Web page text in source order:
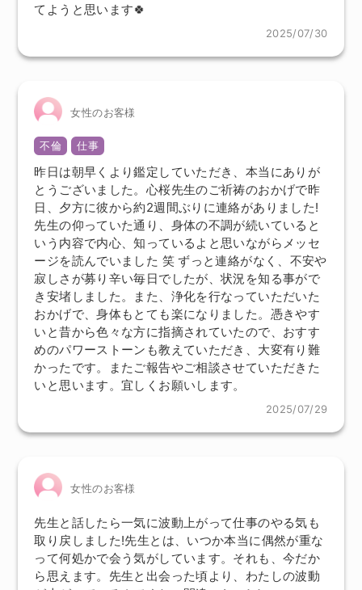
てようと思います🍀
2025/07/30
女性のお客様
不倫 仕事
昨日は朝早くより鑑定していただき、本当にありが
とうございました。心桜先生のご祈祷のおかげで昨
日、夕方に彼から約2週間ぶりに連絡がありました!
先生の仰っていた通り、身体の不調が続いていると
いう内容で内心、知っているよと思いながらメッセ
ージを読んでいました 笑 ずっと連絡がなく、不安や
寂しさが募り辛い毎日でしたが、状況を知る事がで
き安堵しました。また、浄化を行なっていただいた
おかげで、身体もとても楽になりました。憑きやす
いと昔から色々な方に指摘されていたので、おすす
めのパワーストーンも教えていただき、大変有り難
かったです。またご報告やご相談させていただきた
いと思います。宜しくお願いします。
2025/07/29
女性のお客様
先生と話したら一気に波動上がって仕事のやる気も
取り戻しました!先生とは、いつか本当に偶然が重な
って何処かで会う気がしています。それも、今だか
ら思えます。先生と出会った頃より、わたしの波動